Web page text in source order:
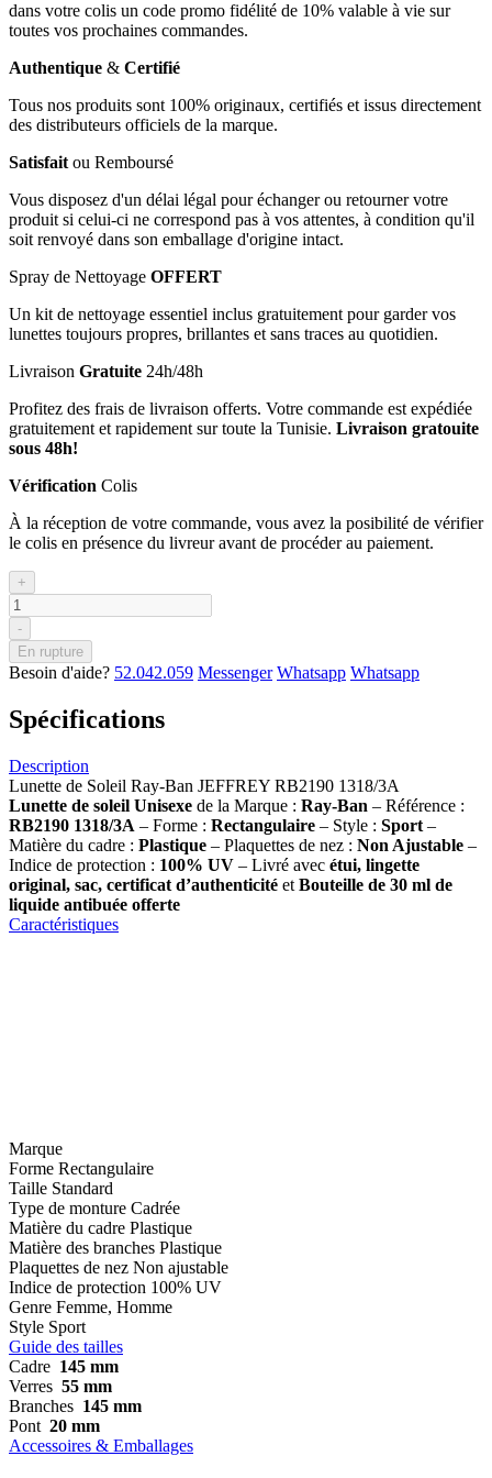
dans votre colis un code promo fidélité de 10% valable à vie sur
toutes vos prochaines commandes.
Authentique & Certifié
Tous nos produits sont 100% originaux, certifiés et issus directement
des distributeurs officiels de la marque.
Satisfait ou Remboursé
Vous disposez d'un délai légal pour échanger ou retourner votre
produit si celui-ci ne correspond pas à vos attentes, à condition qu'il
soit renvoyé dans son emballage d'origine intact.
Spray de Nettoyage OFFERT
Un kit de nettoyage essentiel inclus gratuitement pour garder vos
lunettes toujours propres, brillantes et sans traces au quotidien.
Livraison Gratuite 24h/48h
Profitez des frais de livraison offerts. Votre commande est expédiée
gratuitement et rapidement sur toute la Tunisie. Livraison gratouite
sous 48h!
Vérification Colis
À la réception de votre commande, vous avez la posibilité de vérifier
le colis en présence du livreur avant de procéder au paiement.
+
-
En rupture
Besoin d'aide? 52.042.059 Messenger Whatsapp Whatsapp
Spécifications
Description
Lunette de Soleil Ray-Ban JEFFREY RB2190 1318/3A
Lunette de soleil Unisexe de la Marque : Ray-Ban – Référence :
RB2190 1318/3A – Forme : Rectangulaire – Style : Sport –
Matière du cadre : Plastique – Plaquettes de nez : Non Ajustable –
Indice de protection : 100% UV – Livré avec étui, lingette
original, sac, certificat d’authenticité et Bouteille de 30 ml de
liquide antibuée offerte
Caractéristiques
Marque
Forme Rectangulaire
Taille Standard
Type de monture Cadrée
Matière du cadre Plastique
Matière des branches Plastique
Plaquettes de nez Non ajustable
Indice de protection 100% UV
Genre Femme, Homme
Style Sport
Guide des tailles
Cadre 145 mm
Verres 55 mm
Branches 145 mm
Pont 20 mm
Accessoires & Emballages